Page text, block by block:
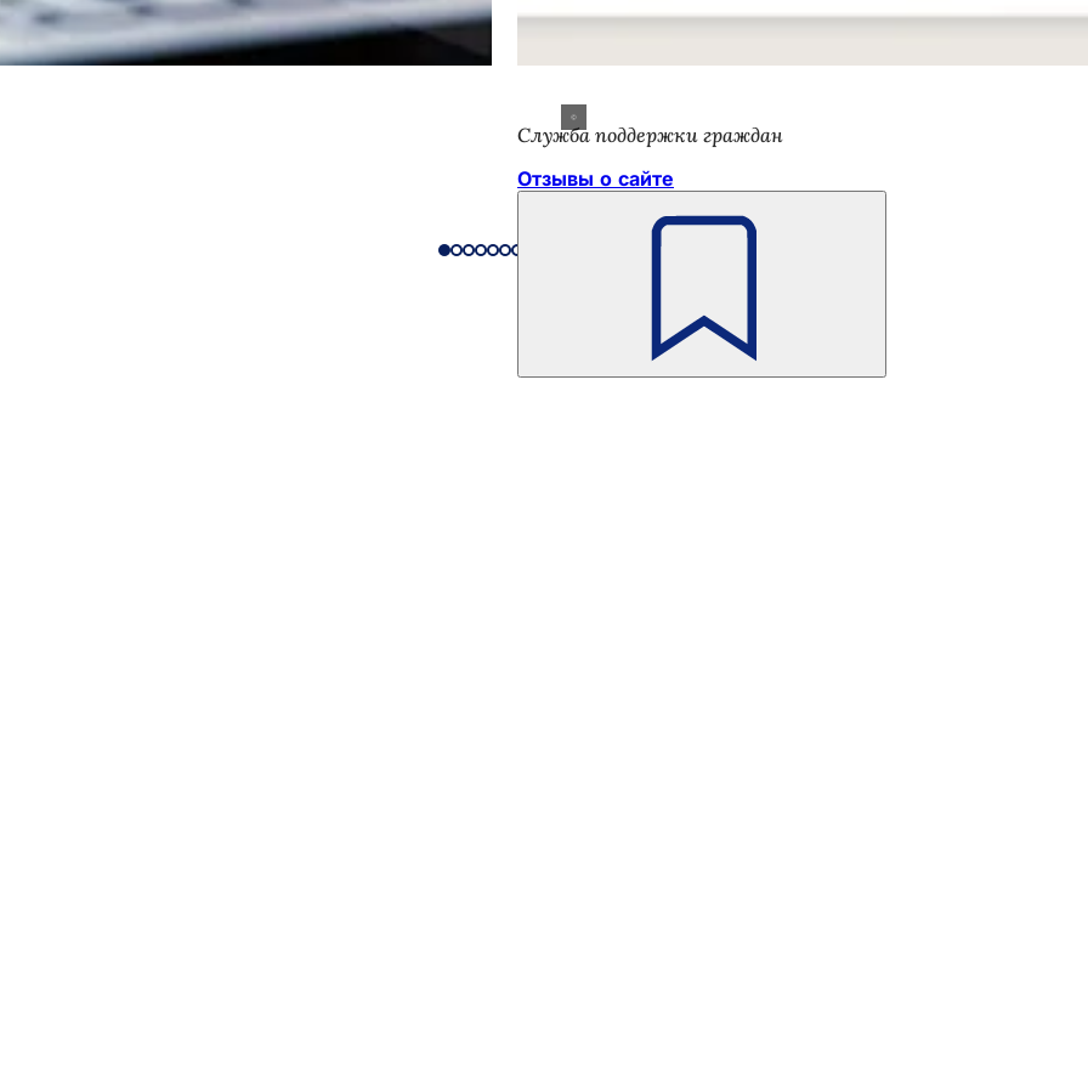
Служба поддержки граждан
Отзывы о сайте